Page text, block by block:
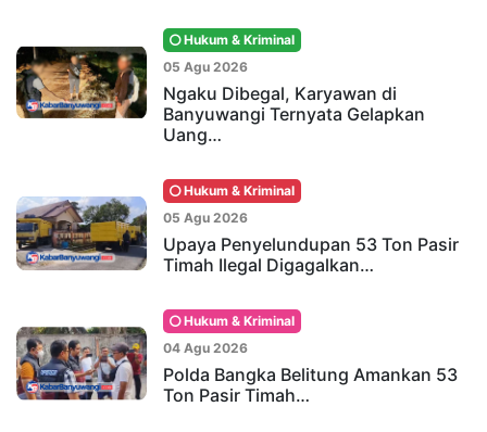
Hukum & Kriminal
05 Agu 2026
Ngaku Dibegal, Karyawan di
Banyuwangi Ternyata Gelapkan
Uang…
Hukum & Kriminal
05 Agu 2026
Upaya Penyelundupan 53 Ton Pasir
Timah Ilegal Digagalkan…
Hukum & Kriminal
04 Agu 2026
Polda Bangka Belitung Amankan 53
Ton Pasir Timah…